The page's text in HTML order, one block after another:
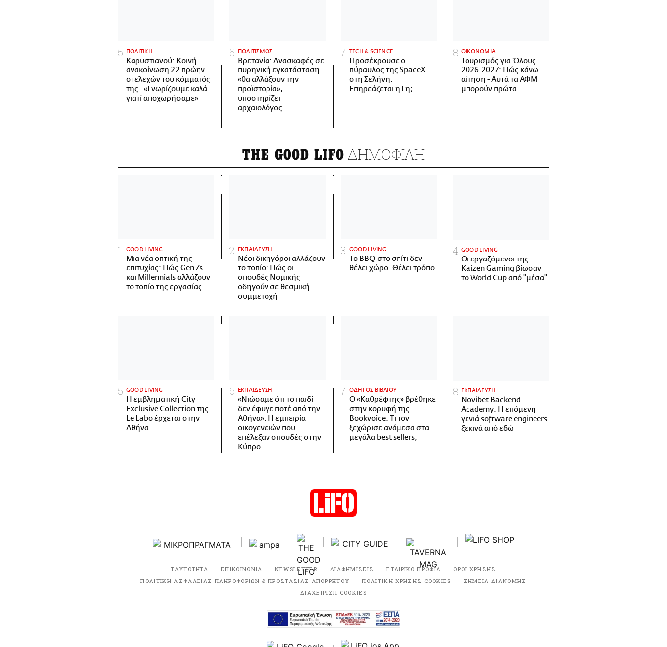
ΠΟΛΙΤΙΚΗ
Καρυστιανού: Κοινή
ανακοίνωση 22 πρώην
στελεχών του κόμματός
της - «Γνωρίζουμε καλά
γιατί αποχωρήσαμε»
ΠΟΛΙΤΙΣΜΟΣ
Βρετανία: Ανασκαφές σε
πυρηνική εγκατάσταση
«θα αλλάξουν την
προϊστορία»,
υποστηρίζει
αρχαιολόγος
ΤECH & SCIENCE
Προσέκρουσε ο
πύραυλος της SpaceX
στη Σελήνη:
Επηρεάζεται η Γη;
ΟΙΚΟΝΟΜΙΑ
Τουρισμός για Όλους
2026-2027: Πώς κάνω
αίτηση - Αυτά τα ΑΦΜ
μπορούν πρώτα
THE GOOD LIFO ΔΗΜΟΦΙΛΗ
GOOD LIVING
Μια νέα οπτική της
επιτυχίας: Πώς Gen Zs
και Millennials αλλάζουν
το τοπίο της εργασίας
ΕΚΠΑΙΔΕΥΣΗ
Νέοι δικηγόροι αλλάζουν
το τοπίο: Πώς οι
σπουδές Νομικής
οδηγούν σε θεσμική
συμμετοχή
GOOD LIVING
Το BBQ στο σπίτι δεν
θέλει χώρο. Θέλει τρόπο.
GOOD LIVING
Οι εργαζόμενοι της
Kaizen Gaming βίωσαν
το World Cup από "μέσα"
GOOD LIVING
Η εμβληματική City
Exclusive Collection της
Le Labo έρχεται στην
Αθήνα
ΕΚΠΑΙΔΕΥΣΗ
«Νιώσαμε ότι το παιδί
δεν έφυγε ποτέ από την
Αθήνα»: Η εμπειρία
οικογενειών που
επέλεξαν σπουδές στην
Κύπρο
ΟΔΗΓΟΣ ΒΙΒΛΙΟΥ
Ο «Καθρέφτης» βρέθηκε
στην κορυφή της
Bookvoice. Τι τον
ξεχώρισε ανάμεσα στα
μεγάλα best sellers;
ΕΚΠΑΙΔΕΥΣΗ
Novibet Backend
Academy: Η επόμενη
γενιά software engineers
ξεκινά από εδώ
ΤΑΥΤΟΤΗΤΑ ΕΠΙΚΟΙΝΩΝΙΑ NEWSLETTER ΔΙΑΦΗΜΙΣΕΙΣ ΕΤΑΙΡΙΚΟ ΠΡΟΦΙΛ
ΟΡΟΙ ΧΡΗΣΗΣ
ΠΟΛΙΤΙΚΗ ΑΣΦΑΛΕΙΑΣ ΠΛΗΡΟΦΟΡΙΩΝ & ΠΡΟΣΤΑΣΙΑΣ ΑΠΟΡΡΗΤΟΥ
ΠΟΛΙΤΙΚΗ ΧΡΗΣΗΣ COOKIES
ΣΗΜΕΙΑ ΔΙΑΝΟΜΗΣ
ΔΙΑΧΕΙΡΙΣΗ COOKIES